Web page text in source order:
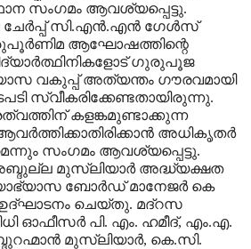
സംഗമം ആവശ്യപ്പെട്ടു.
ചേര്‍പ്പ് സി.എന്‍.എന്‍ ഗേള്‍സ്
ആഘോഷത്തിന്റെ
ഗുരുപൂജ
വകുപ്പ് അത്യന്തം ഗൗരവമായി
സ്വീകരിക്കേണ്ടതായിരുന്നു.
കളങ്കമുണ്ടാക്കുന്ന
അധികൃതര്‍
സംഗമം ആവശ്യപ്പെട്ടു.
മുസ്‌ലിയാര്‍ അദ്ധ്യക്ഷത
ബോര്‍ഡ് മാനേജര്‍ കെ
ഉദ്ഘാടനം ചെയ്തു. മദ്‌റസ
ഓഫീസര്‍ പി. എം. ഹമീദ്, എം.എ.
മുസ്‌ലിയാര്‍, കെ.സി.